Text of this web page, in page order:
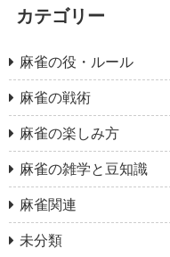
カテゴリー
麻雀の役・ルール
麻雀の戦術
麻雀の楽しみ方
麻雀の雑学と豆知識
麻雀関連
未分類